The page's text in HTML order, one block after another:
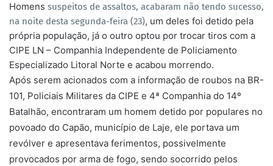
Homens suspeitos de assaltos, acabaram não tendo sucesso,
na noite desta segunda-feira (23), um deles foi detido pela
própria população, já o outro optou por trocar tiros com a
CIPE LN – Companhia Independente de Policiamento
Especializado Litoral Norte e acabou morrendo.
Após serem acionados com a informação de roubos na BR-
101, Policiais Militares da CIPE e 4ª Companhia do 14º
Batalhão, encontraram um homem detido por populares no
povoado do Capão, município de Laje, ele portava um
revólver e apresentava ferimentos, possivelmente
provocados por arma de fogo, sendo socorrido pelos